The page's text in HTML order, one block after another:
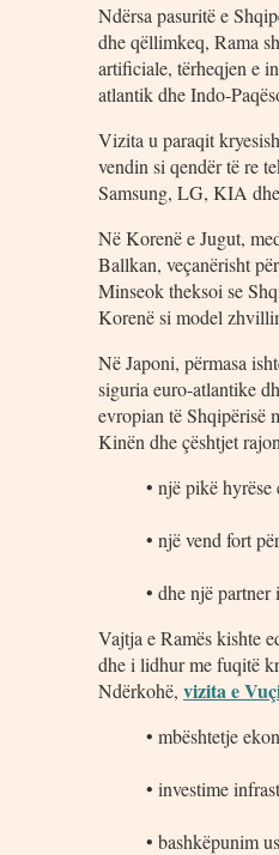
Ndërsa pasuritë e
dhe qëllimkeq, Rama
artificiale, tërheqjen e
atlantik dhe Indo-
Vizita u paraqit
vendin si qendër të re
Samsung, LG, KIA
Në Korenë e Jugut,
Ballkan, veçanërisht
Minseok theksoi se
Korenë si model
Në Japoni, përmasa
siguria euro-atlantike
evropian të Shqipërisë
Kinën dhe çështjet
• një pikë
• një vend fort
• dhe një
Vajtja e Ramës kishte
dhe i lidhur me fuqitë
Ndërkohë, vizita e
• mbështetje
• investime
• bashkëpunim